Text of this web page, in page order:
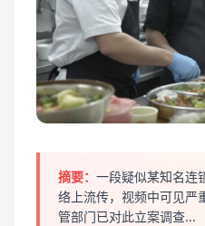
摘要： 一段疑似某知名连
络上流传，视频中可见严
管部门已对此立案调查...